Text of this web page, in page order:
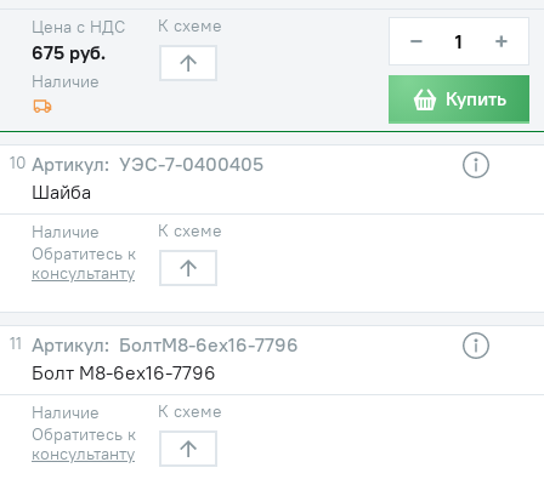
Наличие
Цена с НДС
675 руб.
К схеме − +
Купить
10
УЭС-7-0400405
Шайба
Наличие
Обратитесь к
консультанту
К схеме
11
БолтМ8-6ех16-7796
Болт М8-6ех16-7796
Наличие
Обратитесь к
консультанту
К схеме